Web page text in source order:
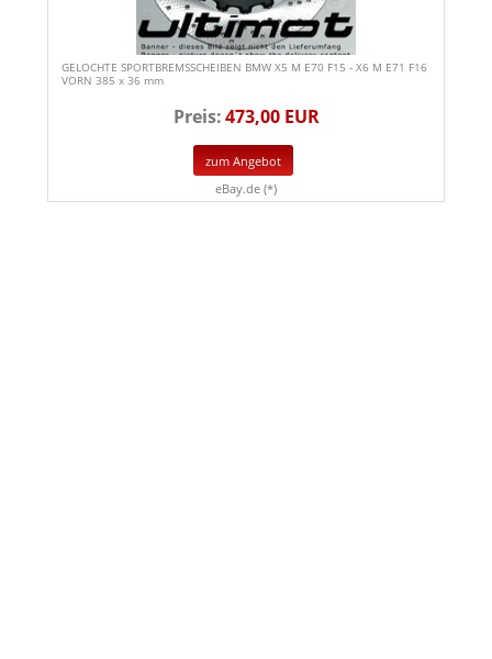
GELOCHTE SPORTBREMSSCHEIBEN BMW X5 M E70 F15 - X6 M E71 F16
VORN 385 x 36 mm
Preis:473,00 EUR
zum Angebot
eBay.de (*)